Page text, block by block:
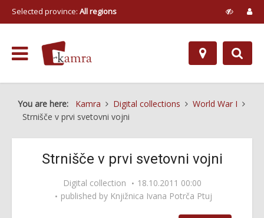
Selected province: All regions
You are here: Kamra Digital collections
World War I
Strnišče v prvi svetovni vojni
Strnišče v prvi svetovni vojni
Digital collection
18.10.2011 00:00
published by Knjižnica Ivana Potrča Ptuj